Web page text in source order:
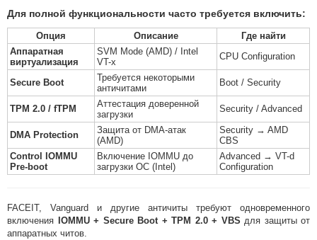
Для полной функциональности часто требуется включить:
Опция Описание
Где найти
Аппаратная
виртуализация
SVM Mode (AMD) / Intel
VT-x
CPU Configuration
Secure Boot
Требуется некоторыми
античитами
Boot / Security
TPM 2.0 / fTPM
Аттестация доверенной
загрузки
Security / Advanced
DMA Protection
Защита от DMA-атак
(AMD)
Security → AMD
CBS
Control IOMMU
Pre-boot
Включение IOMMU до
загрузки ОС (Intel)
Advanced → VT-d
Configuration
FACEIT, Vanguard и другие античиты требуют одновременного
включения
IOMMU + Secure Boot + TPM 2.0 + VBS для защиты от
аппаратных читов.